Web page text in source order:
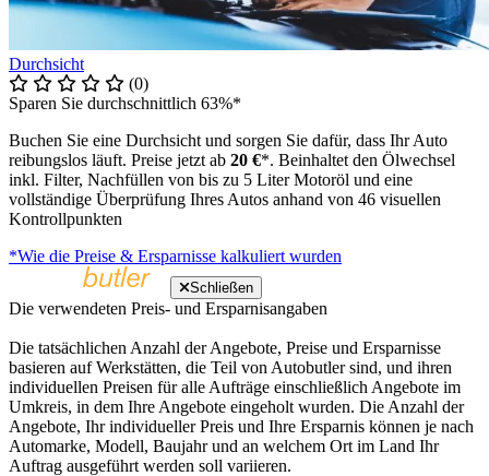
Durchsicht
(0)
Sparen Sie durchschnittlich 63%*
Buchen Sie eine Durchsicht und sorgen Sie dafür, dass Ihr Auto
reibungslos läuft. Preise jetzt ab 20 €*. Beinhaltet den Ölwechsel
inkl. Filter, Nachfüllen von bis zu 5 Liter Motoröl und eine
vollständige Überprüfung Ihres Autos anhand von 46 visuellen
Kontrollpunkten
*Wie die Preise & Ersparnisse kalkuliert wurden
Schließen
Die verwendeten Preis- und Ersparnisangaben
Die tatsächlichen Anzahl der Angebote, Preise und Ersparnisse
basieren auf Werkstätten, die Teil von Autobutler sind, und ihren
individuellen Preisen für alle Aufträge einschließlich Angebote im
Umkreis, in dem Ihre Angebote eingeholt wurden. Die Anzahl der
Angebote, Ihr individueller Preis und Ihre Ersparnis können je nach
Automarke, Modell, Baujahr und an welchem Ort im Land Ihr
Auftrag ausgeführt werden soll variieren.